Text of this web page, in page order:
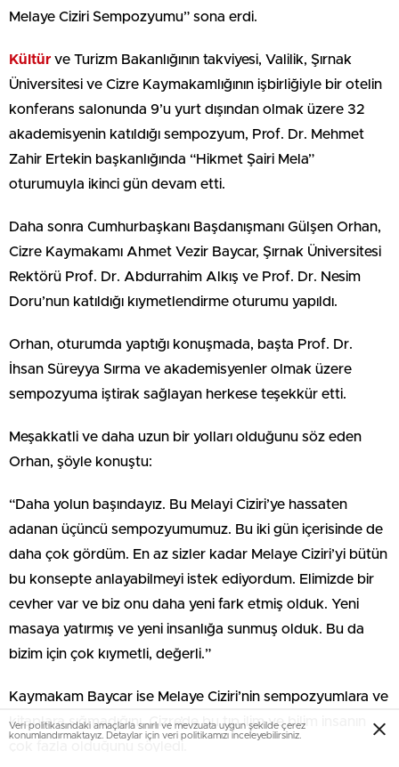
Melaye Ciziri Sempozyumu” sona erdi.
Kültür ve Turizm Bakanlığının takviyesi, Valilik, Şırnak
Üniversitesi ve Cizre Kaymakamlığının işbirliğiyle bir otelin
konferans salonunda 9’u yurt dışından olmak üzere 32
akademisyenin katıldığı sempozyum, Prof. Dr. Mehmet
Zahir Ertekin başkanlığında “Hikmet Şairi Mela”
oturumuyla ikinci gün devam etti.
Daha sonra Cumhurbaşkanı Başdanışmanı Gülşen Orhan,
Cizre Kaymakamı Ahmet Vezir Baycar, Şırnak Üniversitesi
Rektörü Prof. Dr. Abdurrahim Alkış ve Prof. Dr. Nesim
Doru’nun katıldığı kıymetlendirme oturumu yapıldı.
Orhan, oturumda yaptığı konuşmada, başta Prof. Dr.
İhsan Süreyya Sırma ve akademisyenler olmak üzere
sempozyuma iştirak sağlayan herkese teşekkür etti.
Meşakkatli ve daha uzun bir yolları olduğunu söz eden
Orhan, şöyle konuştu:
“Daha yolun başındayız. Bu Melayi Ciziri’ye hassaten
adanan üçüncü sempozyumumuz. Bu iki gün içerisinde de
daha çok gördüm. En az sizler kadar Melaye Ciziri’yi bütün
bu konsepte anlayabilmeyi istek ediyordum. Elimizde bir
cevher var ve biz onu daha yeni fark etmiş olduk. Yeni
masaya yatırmış ve yeni insanlığa sunmuş olduk. Bu da
bizim için çok kıymetli, değerli.”
Kaymakam Baycar ise Melaye Ciziri’nin sempozyumlara ve
kitaplara sığmadığını, Cizre’de bu tıp ilim ve bilim insanın
Veri politikasındaki amaçlarla sınırlı ve mevzuata uygun şekilde çerez
konumlandırmaktayız. Detaylar için veri politikamızı inceleyebilirsiniz.